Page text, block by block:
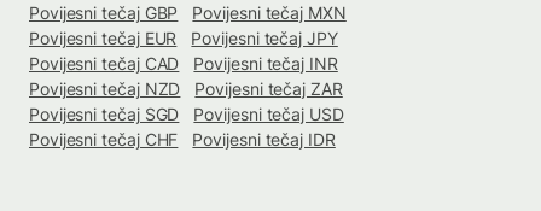
Povijesni tečaj GBP
Povijesni tečaj MXN
Povijesni tečaj EUR
Povijesni tečaj JPY
Povijesni tečaj CAD
Povijesni tečaj INR
Povijesni tečaj NZD
Povijesni tečaj ZAR
Povijesni tečaj SGD
Povijesni tečaj USD
Povijesni tečaj CHF
Povijesni tečaj IDR